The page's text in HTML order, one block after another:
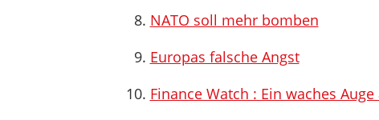
NATO soll mehr bomben
Europas falsche Angst
Finance Watch : Ein waches